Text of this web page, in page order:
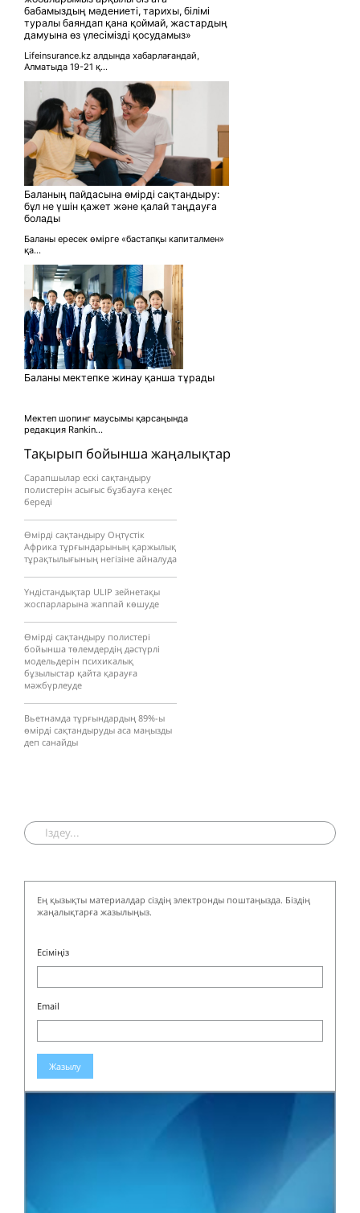
Тақырып бойынша жаңалықтар
Сарапшылар ескі сақтандыру
полистерін асығыс бұзбауға кеңес
береді
Өмірді сақтандыру Оңтүстік
Африка тұрғындарының қаржылық
тұрақтылығының негізіне айналуда
Үндістандықтар ULIP зейнетақы
жоспарларына жаппай көшуде
Өмірді сақтандыру полистері
бойынша төлемдердің дәстүрлі
модельдерін психикалық
бұзылыстар қайта қарауға
мәжбүрлеуде
Вьетнамда тұрғындардың 89%-ы
өмірді сақтандыруды аса маңызды
деп санайды
бабамыздың мәдениеті, тарихы, білімі
туралы баяндап қана қоймай, жастардың
дамуына өз үлесімізді қосудамыз»
Lifeinsurance.kz алдында хабарлағандай,
Алматыда 19-21 қ...
Баланың пайдасына өмірді сақтандыру:
бұл не үшін қажет және қалай таңдауға
болады
Баланы ересек өмірге «бастапқы капиталмен»
қа...
Баланы мектепке жинау қанша тұрады
Мектеп шопинг маусымы қарсаңында
редакция Rankin...
Ең қызықты материалдар сіздің электронды поштаңызда. Біздің
жаңалықтарға жазылыңыз.
Есіміңіз
Email
Жазылу